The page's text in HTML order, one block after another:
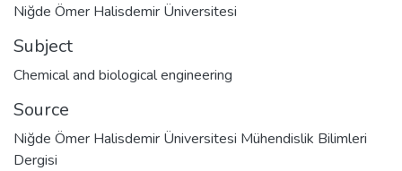
Niğde Ömer Halisdemir Üniversitesi
Subject
Chemical and biological engineering
Source
Niğde Ömer Halisdemir Üniversitesi Mühendislik Bilimleri
Dergisi